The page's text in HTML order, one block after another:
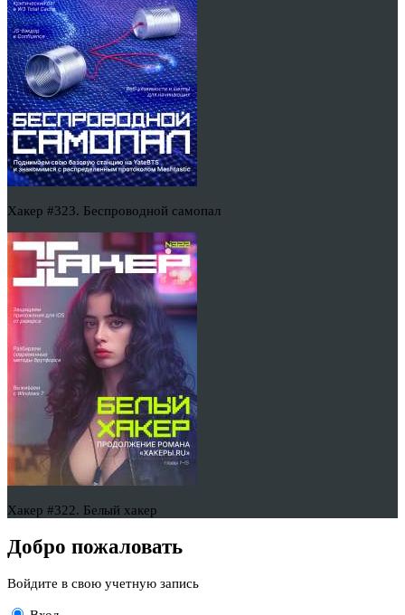
Хакер #323. Беспроводной самопал
Хакер #322. Белый хакер
Добро пожаловать
Войдите в свою учетную запись